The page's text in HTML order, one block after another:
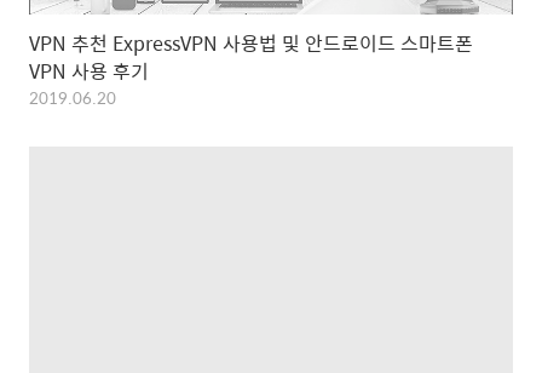
VPN 추천 ExpressVPN 사용법 및 안드로이드 스마트폰
VPN 사용 후기
2019.06.20